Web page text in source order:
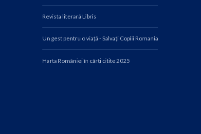
Revista literară Libris
Un gest pentru o viață - Salvați Copiii Romania
Harta României în cărți citite 2025